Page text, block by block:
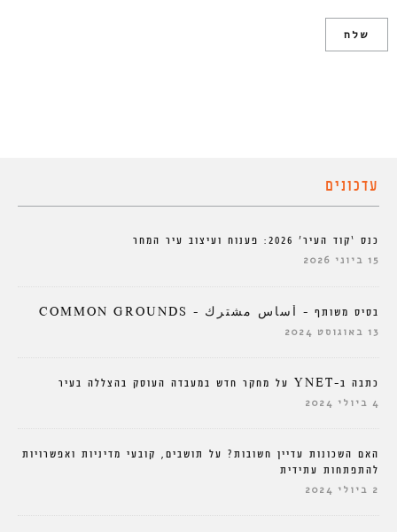
עדכונים
כנס ‘קוד העיר’ 2026: פענוח ועיצוב עיר המחר
15 ביוני 2026
בסיס משותף – أساس مشترك – COMMON GROUNDS
13 באוגוסט 2024
כתבה ב-YNET על מחקר חדש במעבדה העוסק בהצללה בעיר
4 ביולי 2024
האם השכונות עדיין חשובות? על תושבים, קובעי מדיניות ואפשרויות
להתפתחות עתידית
2 ביולי 2024